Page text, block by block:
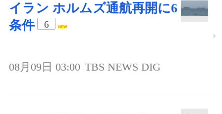
イラン ホルムズ通航再開に6
条件
6
08月09日 03:00 TBS NEWS DIG